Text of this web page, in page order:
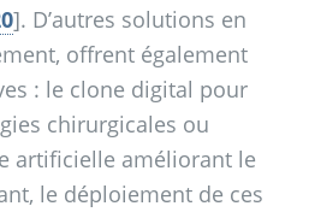
]. D’autres solutions en
offrent également
: le clone digital pour
chirurgicales ou
artificielle améliorant le
le déploiement de ces